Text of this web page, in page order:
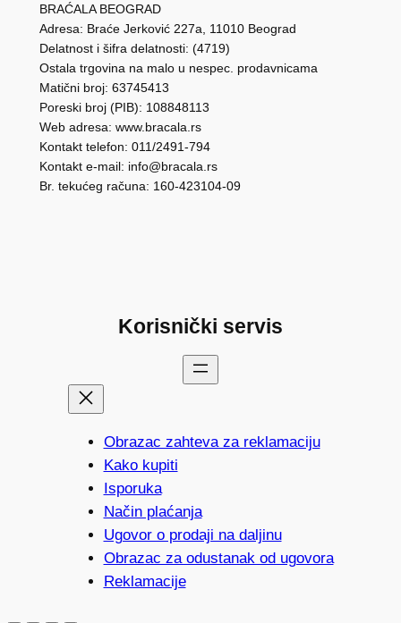
BRAĆALA BEOGRAD
Adresa: Braće Jerković 227a, 11010 Beograd
Delatnost i šifra delatnosti: (4719)
Ostala trgovina na malo u nespec. prodavnicama
Matični broj: 63745413
Poreski broj (PIB): 108848113
Web adresa: www.bracala.rs
Kontakt telefon: 011/2491-794
Kontakt e-mail: info@bracala.rs
Br. tekućeg računa: 160-423104-09
Korisnički servis
Obrazac zahteva za reklamaciju
Kako kupiti
Isporuka
Način plaćanja
Ugovor o prodaji na daljinu
Obrazac za odustanak od ugovora
Reklamacije